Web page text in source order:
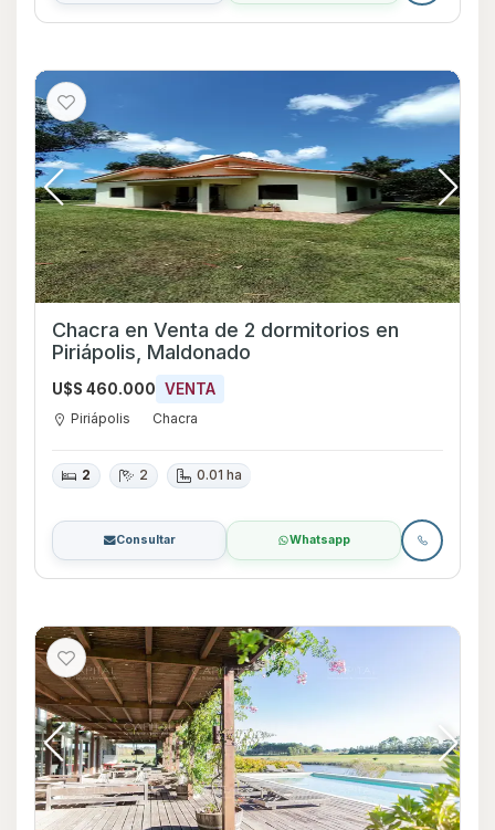
Chacra en Venta de 2 dormitorios en
Piriápolis, Maldonado
U$S 460.000 VENTA
Piriápolis Chacra
2 2 0.01 ha
Consultar Whatsapp